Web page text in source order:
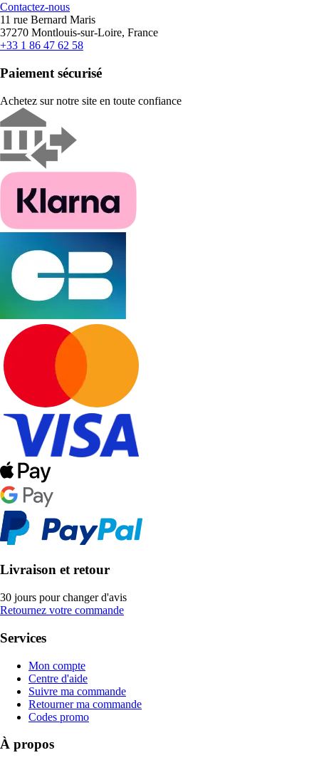
Contactez-nous
11 rue Bernard Maris
37270 Montlouis-sur-Loire, France
+33 1 86 47 62 58
Paiement sécurisé
Achetez sur notre site en toute confiance
Livraison et retour
30 jours pour changer d'avis
Retournez votre commande
Services
Mon compte
Centre d'aide
Suivre ma commande
Retourner ma commande
Codes promo
À propos